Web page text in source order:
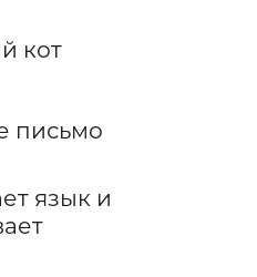
кот
письмо
язык и